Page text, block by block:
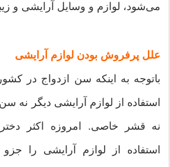
می‌شود، لوازم و وسایل آرایشی و
علل پرفروش بودن لوازم آرایشی‌
باتوجه به اینکه سن ازدواج در
استفاده از لوازم آرایشی دیگر
نه قشر خاصی. امروزه اکثر
استفاده از لوازم آرایشی را